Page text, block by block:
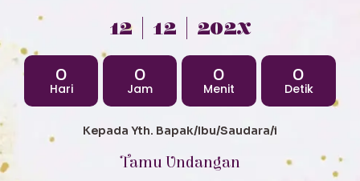
12 | 12 | 202x
0
Hari
0
Jam
0
Menit
0
Detik
Kepada Yth. Bapak/Ibu/Saudara/i
Tamu Undangan